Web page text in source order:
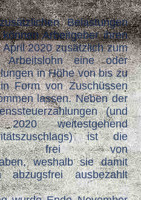
Belastungen
Arbeitgeber ihren
2020 zusätzlich zum
Arbeitslohn eine oder
in Höhe von bis zu
Form von Zuschüssen
lassen. Neben der
(und
weitestgehend
ist die
frei von
weshalb sie damit
ausbezahlt